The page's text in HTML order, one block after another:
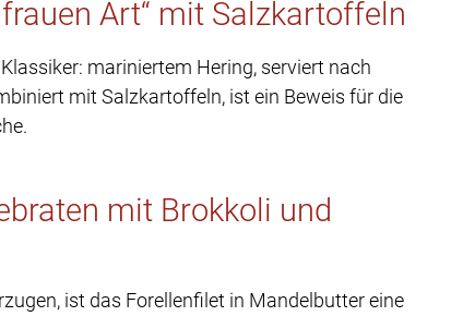
Art“ mit Salzkartoffeln
mariniertem Hering, serviert nach
mit Salzkartoffeln, ist ein Beweis für die
mit Brokkoli und
ist das Forellenfilet in Mandelbutter eine